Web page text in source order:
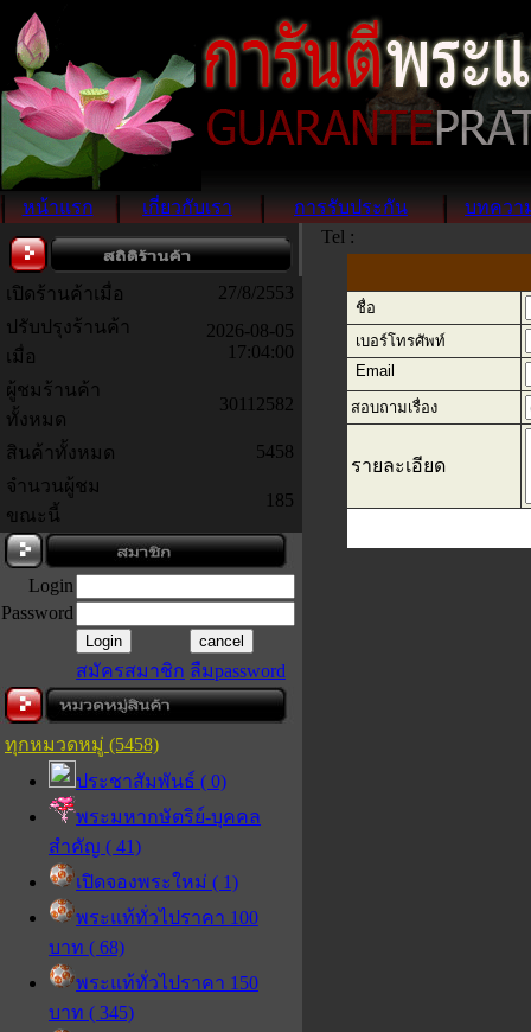
หน้าแรก เกี่ยวกับเรา การรับประกัน บทควา
เปิดร้านค้าเมื่อ
27/8/2553
ปรับปรุงร้านค้า
เมื่อ
2026-08-05
17:04:00
ผู้ชมร้านค้า
ทั้งหมด
30112582
สินค้าทั้งหมด
5458
จำนวนผู้ชม
ขณะนี้
185
Login
Password
สมัครสมาชิก ลืมpassword
ทุกหมวดหมู่ (5458)
ประชาสัมพันธ์ ( 0)
พระมหากษัตริย์-บุคคล
สำคัญ ( 41)
เปิดจองพระใหม่ ( 1)
พระแท้ทั่วไปราคา 100
บาท ( 68)
พระแท้ทั่วไปราคา 150
บาท ( 345)
Tel :
ชื่อ
เบอร์โทรศัพท์
Email
สอบถามเรื่อง
รายละเอียด